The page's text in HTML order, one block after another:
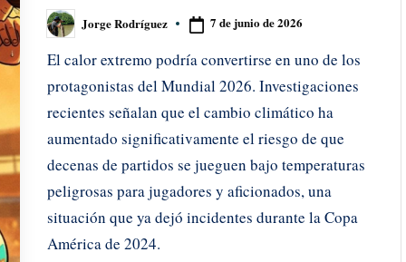
Publicado
por
Jorge Rodríguez 7 de junio de 2026
El calor extremo podría convertirse en uno de los
protagonistas del Mundial 2026. Investigaciones
recientes señalan que el cambio climático ha
aumentado significativamente el riesgo de que
decenas de partidos se jueguen bajo temperaturas
peligrosas para jugadores y aficionados, una
situación que ya dejó incidentes durante la Copa
América de 2024.